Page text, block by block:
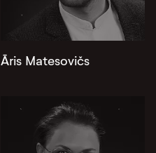
Āris Matesovičs